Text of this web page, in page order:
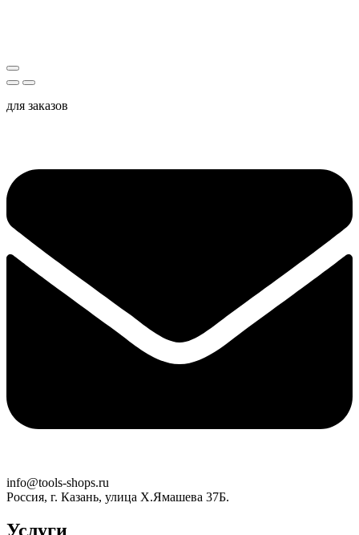
для заказов
info@tools-shops.ru
Россия, г. Казань, улица Х.Ямашева 37Б.
Услуги